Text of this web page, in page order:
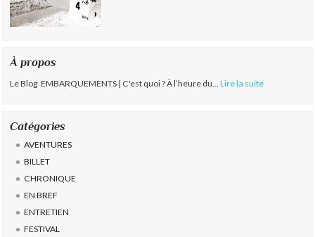
À propos
Le Blog EMBARQUEMENTS | C'est quoi ? À l’heure du... Lire la suite
Catégories
AVENTURES
BILLET
CHRONIQUE
EN BREF
ENTRETIEN
FESTIVAL